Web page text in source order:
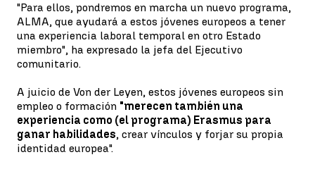
"Para ellos, pondremos en marcha un nuevo programa,
ALMA, que ayudará a estos jóvenes europeos a tener
una experiencia laboral temporal en otro Estado
miembro", ha expresado la jefa del Ejecutivo
comunitario.
A juicio de Von der Leyen, estos jóvenes europeos sin
empleo o formación "merecen también una
experiencia como (el programa) Erasmus para
ganar habilidades, crear vínculos y forjar su propia
identidad europea".